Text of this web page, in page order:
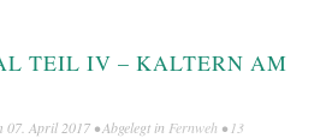
TEIL IV – KALTERN AM
07. April 2017 • Abgelegt in Fernweh •13